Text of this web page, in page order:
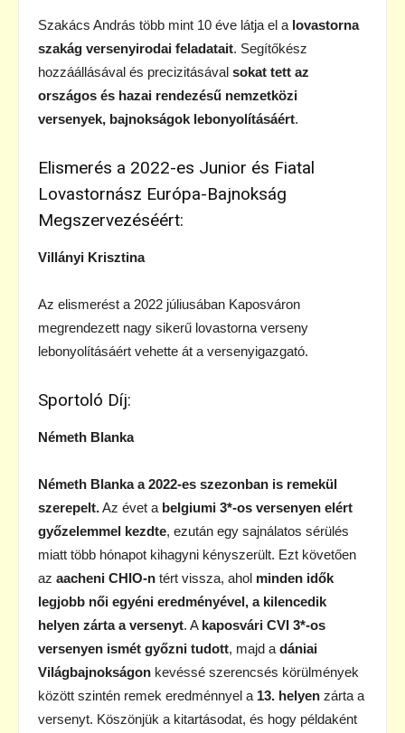
Szakács András több mint 10 éve látja el a lovastorna
szakág versenyirodai feladatait. Segítőkész
hozzáállásával és precizitásával sokat tett az
országos és hazai rendezésű nemzetközi
versenyek, bajnokságok lebonyolításáért.
Elismerés a 2022-es Junior és Fiatal
Lovastornász Európa-Bajnokság
Megszervezéséért:
Villányi Krisztina
Az elismerést a 2022 júliusában Kaposváron
megrendezett nagy sikerű lovastorna verseny
lebonyolításáért vehette át a versenyigazgató.
Sportoló Díj:
Németh Blanka
Németh Blanka a 2022-es szezonban is remekül
szerepelt.Az évet a belgiumi 3*-os versenyen elért
győzelemmel kezdte, ezután egy sajnálatos sérülés
miatt több hónapot kihagyni kényszerült. Ezt követően
az aacheni CHIO-n tért vissza, ahol minden idők
legjobb női egyéni eredményével, a kilencedik
helyen zárta a versenyt. A kaposvári CVI 3*-os
versenyen ismét győzni tudott, majd a dániai
Világbajnokságon kevéssé szerencsés körülmények
között szintén remek eredménnyel a 13. helyen zárta a
versenyt. Köszönjük a kitartásodat, és hogy példaként